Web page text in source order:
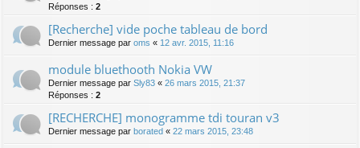
Réponses : 2
[Recherche] vide poche tableau de bord
Dernier message par oms « 12 avr. 2015, 11:16
module bluethooth Nokia VW
Dernier message par Sly83 « 26 mars 2015, 21:37
Réponses : 2
[RECHERCHE] monogramme tdi touran v3
Dernier message par borated « 22 mars 2015, 23:48